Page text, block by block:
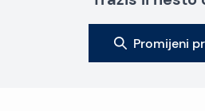
Promijeni